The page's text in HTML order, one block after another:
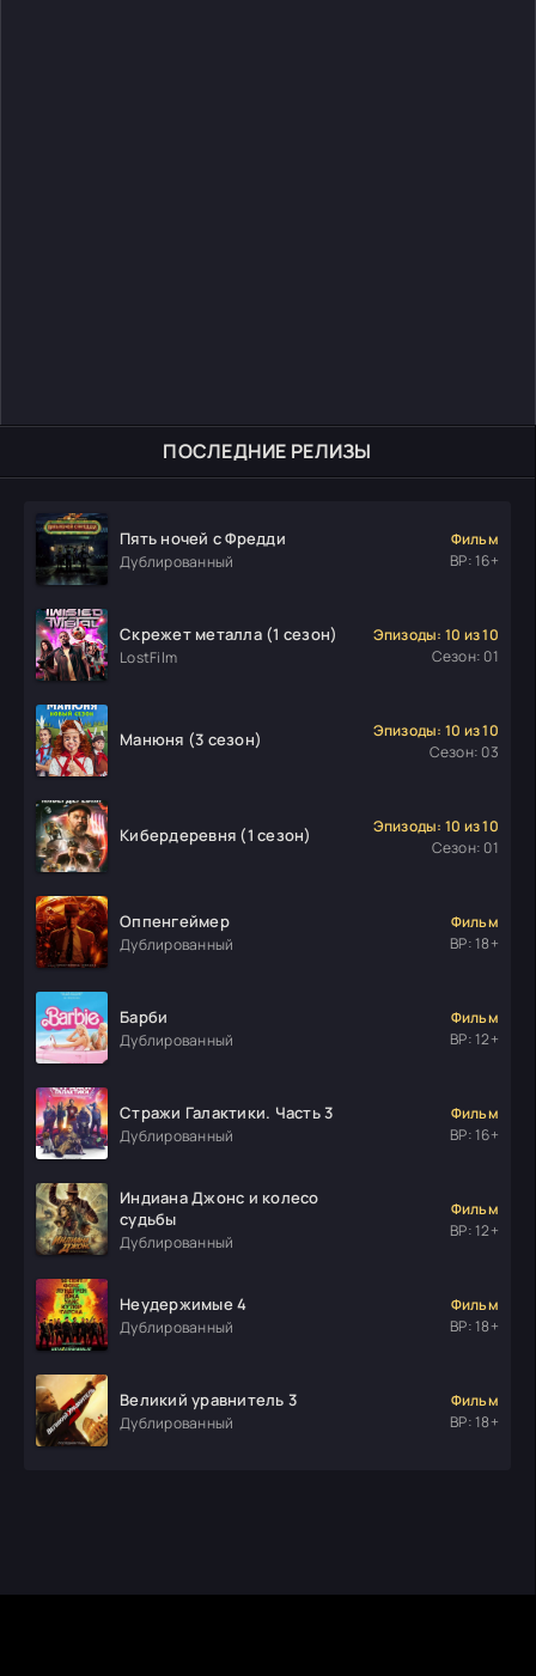
ПОСЛЕДНИЕ РЕЛИЗЫ
Пять ночей с Фредди
Дублированный
Фильм
ВР: 16+
Скрежет металла (1 сезон)
LostFilm
Эпизоды: 10 из 10
Сезон: 01
Манюня (3 сезон)
Эпизоды: 10 из 10
Сезон: 03
Кибердеревня (1 сезон)
Эпизоды: 10 из 10
Сезон: 01
Оппенгеймер
Дублированный
Фильм
ВР: 18+
Барби
Дублированный
Фильм
ВР: 12+
Стражи Галактики. Часть 3
Дублированный
Фильм
ВР: 16+
Индиана Джонс и колесо
судьбы
Дублированный
Фильм
ВР: 12+
Неудержимые 4
Дублированный
Фильм
ВР: 18+
Великий уравнитель 3
Дублированный
Фильм
ВР: 18+